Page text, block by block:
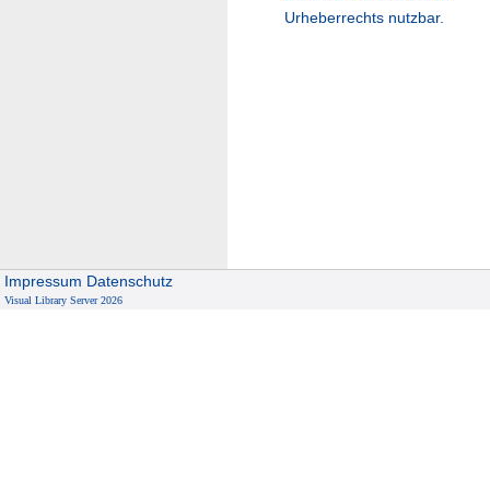
Urheberrechts nutzbar.
Impressum Datenschutz
Visual Library Server 2026